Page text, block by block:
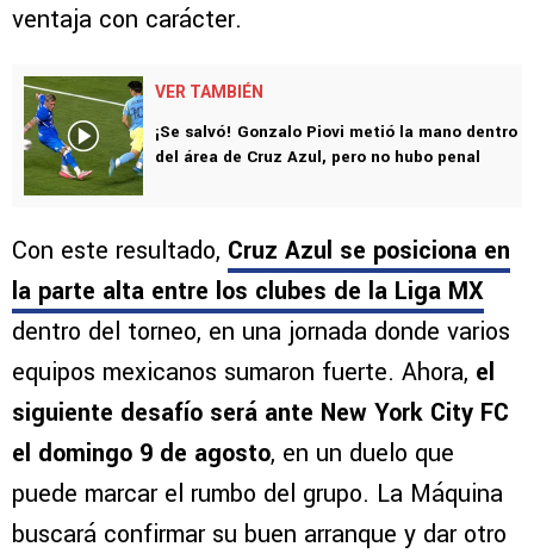
ventaja con carácter.
VER TAMBIÉN
¡Se salvó! Gonzalo Piovi metió la mano dentro
del área de Cruz Azul, pero no hubo penal
Con este resultado, Cruz Azul se posiciona en
la parte alta entre los clubes de la Liga MX
dentro del torneo, en una jornada donde varios
equipos mexicanos sumaron fuerte. Ahora, el
siguiente desafío será ante New York City FC
el domingo 9 de agosto, en un duelo que
puede marcar el rumbo del grupo. La Máquina
buscará confirmar su buen arranque y dar otro